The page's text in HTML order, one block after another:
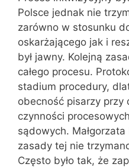
Polsce jednak nie
zarówno w stosunku
oskarżającego jak i
był jawny. Kolejną
całego procesu.
stadium procedury,
obecność pisarzy przy
czynności
sądowych.
zasady tej nie
Często było tak, że